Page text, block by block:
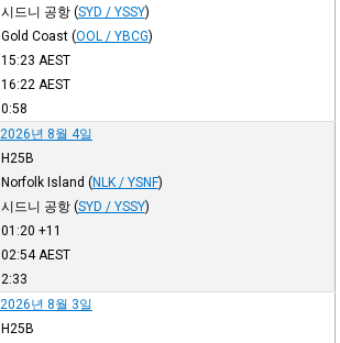
시드니 공항 (SYD / YSSY)
Gold Coast (OOL / YBCG)
15:23 AEST
16:22 AEST
0:58
2026년 8월 4일
H25B
Norfolk Island (NLK / YSNF)
시드니 공항 (SYD / YSSY)
01:20 +11
02:54 AEST
2:33
2026년 8월 3일
H25B